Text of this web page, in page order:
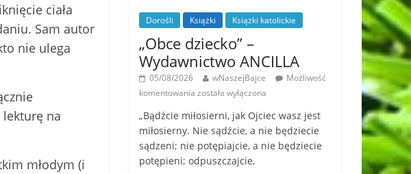
ciała
Sam autor
nie ulega
na
młodym (i
Dorośli Książki Książki katolickie
„Obce dziecko” –
Wydawnictwo ANCILLA
05/08/2026 wNaszejBajce
Możliwość
komentowania została wyłączona
„Bądźcie miłosierni, jak Ojciec wasz jest
miłosierny. Nie sądźcie, a nie będziecie
sądzeni; nie potępiajcie, a nie będziecie
potępieni; odpuszczajcie,